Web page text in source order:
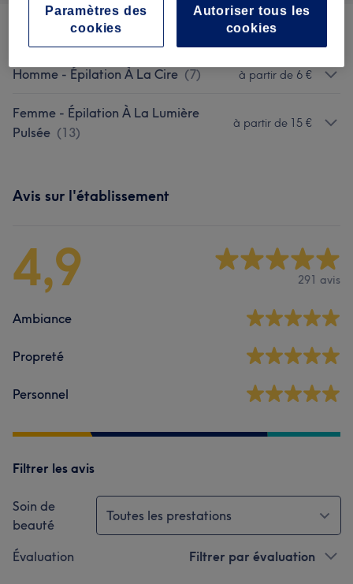
Femme - Épilation À La Cire à partir de 6 €
Homme - Épilation À La Cire (7) à partir de 6 €
Femme - Épilation À La Lumière
Pulsée (13)
à partir de 15 €
Avis sur l'établissement
4,9 291 avis
Ambiance
Propreté
Personnel
Filtrer les avis
Soin de
beauté
Toutes les prestations
Évaluation Filtrer par évaluation
Autoriser tous les
cookies
Paramètres des
cookies